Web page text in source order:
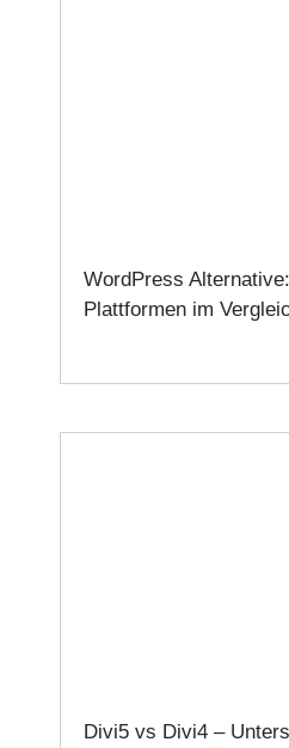
WordPress
Plattformen im
Divi5 vs Divi4 –